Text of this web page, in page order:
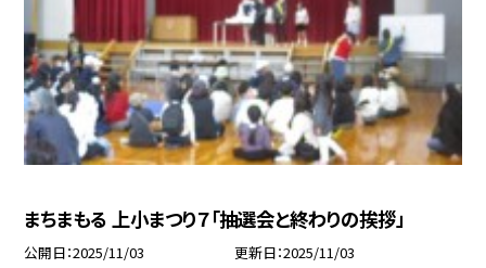
まちまもる 上小まつり７「抽選会と終わりの挨拶」
公開日 2025/11/03 更新日 2025/11/03